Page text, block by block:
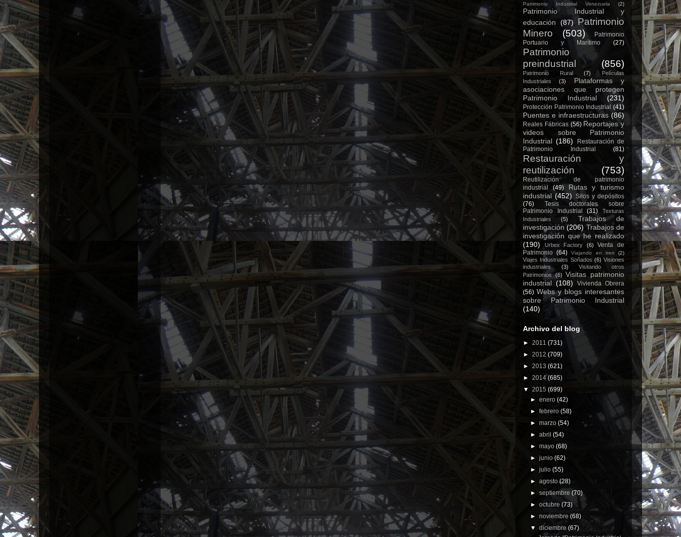
Patrimonio Industrial Venezuela (2)
Patrimonio Industrial y
educación
(87)
Patrimonio
Minero
(503)
Patrimonio
Portuario y Marítimo
(27)
Patrimonio
preindustrial
(856)
Patrimonio Rural (7)
Películas
Industriales
(3)
Plataformas y
asociaciones que protegen
Patrimonio Industrial
(231)
Protección Patrimonio Industrial (41)
Puentes e infraestructuras (86)
Reales Fábricas (56) Reportajes y
videos sobre Patrimonio
Industrial (186)
Restauración de
Patrimonio Industrial
(81)
Restauración y
reutilización
(753)
Reutilización de patrimonio
industrial
(49)
Rutas y turismo
industrial (452) Silos y depósitos
(76)
Tesis doctorales sobre
Patrimonio Industrial
(31)
Texturas
Industriales
(5)
Trabajos de
investigación (206) Trabajos de
investigación que he realizado
(190)
Urbex Factory (6)
Venta de
Patrimonio (64) Viajando en tren (2)
Viajes Industriales Soñados (6) Visiones
industriales
(3)
Visitando otros
Patrimonios (6)
Visitas patrimonio
industrial (108)
Vivienda Obrera
(56) Webs y blogs interesantes
sobre Patrimonio Industrial
(140)
Archivo del blog
► 2011 (731)
► 2012 (709)
► 2013 (621)
► 2014(685)
▼ 2015 (699)
►enero(42)
►febrero(58)
►marzo(54)
►abril(54)
►mayo(68)
►junio(62)
►julio(55)
►agosto(28)
►septiembre(70)
►octubre(73)
►noviembre(68)
▼diciembre(67)